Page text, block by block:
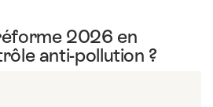
2026 en
anti-pollution ?